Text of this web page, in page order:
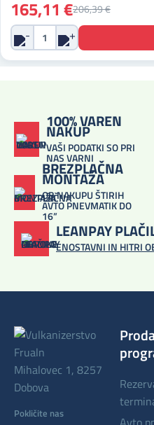
165,11 €206,39 €
100% VAREN
NAKUP
VAŠI PODATKI SO PRI
NAS VARNI
BREZPLAČNA
MONTAŽA
OB NAKUPU ŠTIRIH
AVTO PNEVMATIK DO
16”
LEANPAY
ENOSTAVNI IN HITRI
Mihalovec 1, 8257
Dobova
Pokličite nas
rezervacija